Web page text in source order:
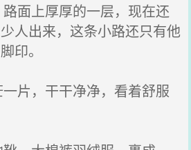
面上厚厚的一层，现在还
人出来，这条小路还只有他
印。
片，干干净净，看着舒服